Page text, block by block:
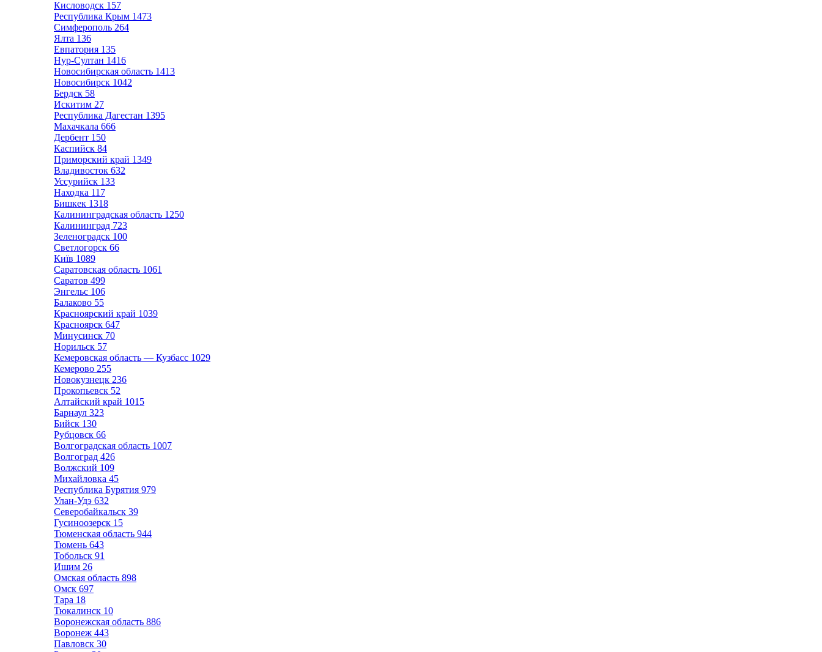
Кисловодск 157
Республика Крым 1473
Симферополь 264
Ялта 136
Евпатория 135
Нур-Султан 1416
Новосибирская область 1413
Новосибирск 1042
Бердск 58
Искитим 27
Республика Дагестан 1395
Махачкала 666
Дербент 150
Каспийск 84
Приморский край 1349
Владивосток 632
Уссурийск 133
Находка 117
Бишкек 1318
Калининградская область 1250
Калининград 723
Зеленоградск 100
Светлогорск 66
Київ 1089
Саратовская область 1061
Саратов 499
Энгельс 106
Балаково 55
Красноярский край 1039
Красноярск 647
Минусинск 70
Норильск 57
Кемеровская область — Кузбасс 1029
Кемерово 255
Новокузнецк 236
Прокопьевск 52
Алтайский край 1015
Барнаул 323
Бийск 130
Рубцовск 66
Волгоградская область 1007
Волгоград 426
Волжский 109
Михайловка 45
Республика Бурятия 979
Улан-Удэ 632
Северобайкальск 39
Гусиноозерск 15
Тюменская область 944
Тюмень 643
Тобольск 91
Ишим 26
Омская область 898
Омск 697
Тара 18
Тюкалинск 10
Воронежская область 886
Воронеж 443
Павловск 30